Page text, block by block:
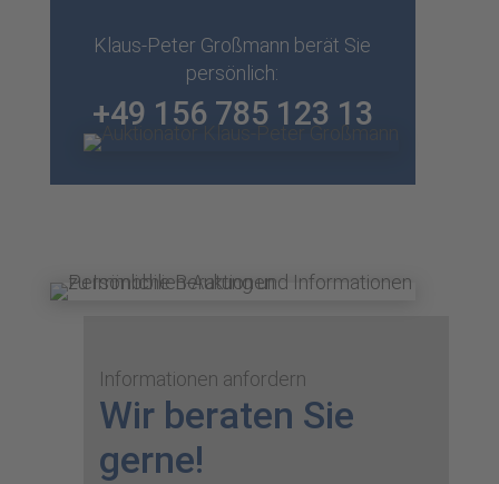
Klaus-Peter Großmann berät Sie
persönlich:
+49 156 785 123 13
Informationen anfordern
Wir beraten Sie
gerne!